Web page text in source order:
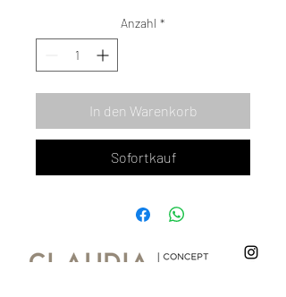
Anzahl *
In den Warenkorb
Sofortkauf